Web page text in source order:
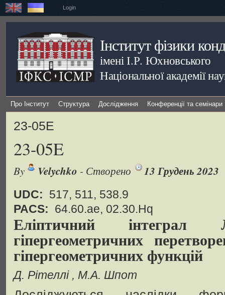
Login
Інститут фізики
імені І.Р. Юхновського
Національної академії
Про Інститут Структура Дослідження Конференції та семінари
23-05E
23-05E
By Velychko - Створено 13 Грудень 2023
UDC: 517, 511, 538.9
PACS: 64.60.ae, 02.30.Hq
Еліптичний інтеграл
гіпергеометричних
гіпергеометричних функцій
Д. Рітеллі М.А. Шпот